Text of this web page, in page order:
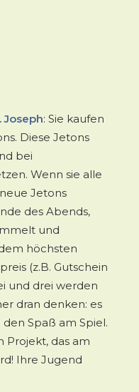
Joseph: Sie kaufen
Diese Jetons
bei
Wenn sie alle
Jetons
des Abends,
und
höchsten
(z.B. Gutschein
und drei werden
dran denken: es
Spaß am Spiel.
Projekt, das am
Ihre Jugend